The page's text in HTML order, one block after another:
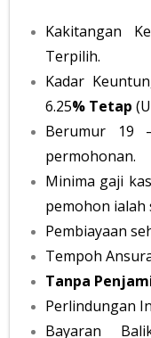
Kakitangan
Terpilih.
Kadar
6.25% Tetap
Berumur 19
permohonan.
Minima gaji
pemohon ialah
Pembiayaan
Tempoh
Tanpa
Perlindungan
Bayaran